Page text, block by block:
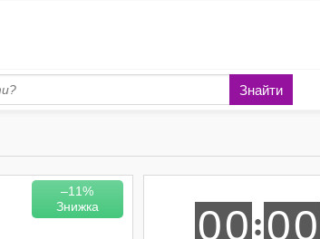
Знайти
–11%
00 00